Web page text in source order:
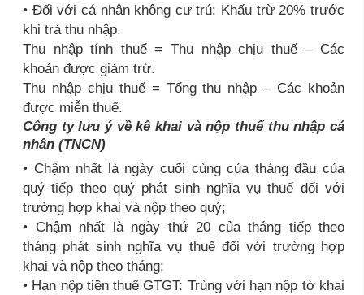
• Đối với cá nhân không cư trú: Khấu trừ 20% trước
khi trả thu nhập.
Thu nhập tính thuế = Thu nhập chịu thuế – Các
khoản được giảm trừ.
Thu nhập chịu thuế = Tổng thu nhập – Các khoản
được miễn thuế.
Công ty lưu ý về kê khai và nộp thuế thu nhập cá
nhân (TNCN)
• Chậm nhất là ngày cuối cùng của tháng đầu của
quý tiếp theo quý phát sinh nghĩa vụ thuế đối với
trường hợp khai và nộp theo quý;
• Chậm nhất là ngày thứ 20 của tháng tiếp theo
tháng phát sinh nghĩa vụ thuế đối với trường hợp
khai và nộp theo tháng;
• Hạn nộp tiền thuế GTGT: Trùng với hạn nộp tờ khai